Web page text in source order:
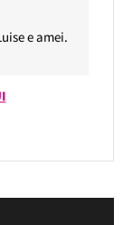
e amei.